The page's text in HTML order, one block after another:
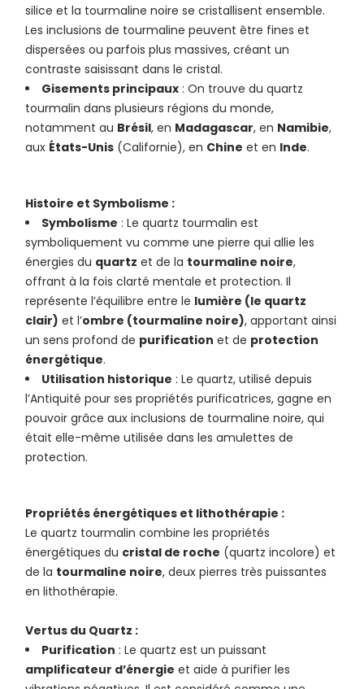
silice et la tourmaline noire se cristallisent ensemble.
Les inclusions de tourmaline peuvent être fines et
dispersées ou parfois plus massives, créant un
contraste saisissant dans le cristal.
Gisements principaux : On trouve du quartz
tourmalin dans plusieurs régions du monde,
notamment au Brésil, en Madagascar, en Namibie,
aux États-Unis (Californie), en Chine et en Inde.
Histoire et Symbolisme :
Symbolisme : Le quartz tourmalin est
symboliquement vu comme une pierre qui allie les
énergies du quartz et de la tourmaline noire,
offrant à la fois clarté mentale et protection. Il
représente l’équilibre entre le lumière (le quartz
clair) et l’ombre (tourmaline noire), apportant ainsi
un sens profond de purification et de protection
énergétique.
Utilisation historique : Le quartz, utilisé depuis
l’Antiquité pour ses propriétés purificatrices, gagne en
pouvoir grâce aux inclusions de tourmaline noire, qui
était elle-même utilisée dans les amulettes de
protection.
Propriétés énergétiques et lithothérapie :
Le quartz tourmalin combine les propriétés
énergétiques du cristal de roche (quartz incolore) et
de la tourmaline noire, deux pierres très puissantes
en lithothérapie.
Vertus du Quartz :
Purification : Le quartz est un puissant
amplificateur d’énergie et aide à purifier les